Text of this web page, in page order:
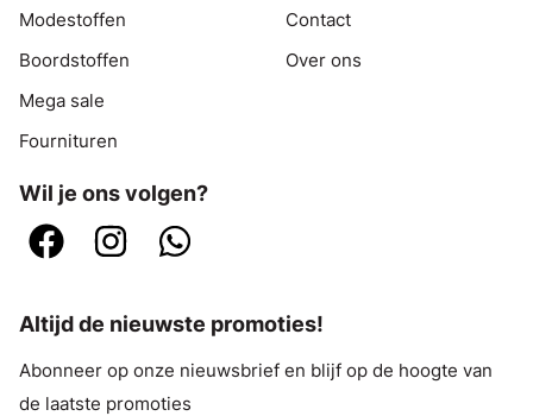
Modestoffen
Boordstoffen
Mega sale
Fournituren
Contact
Over ons
Wil je ons volgen?
Altijd de nieuwste promoties!
Abonneer op onze nieuwsbrief en blijf op de hoogte van
de laatste promoties